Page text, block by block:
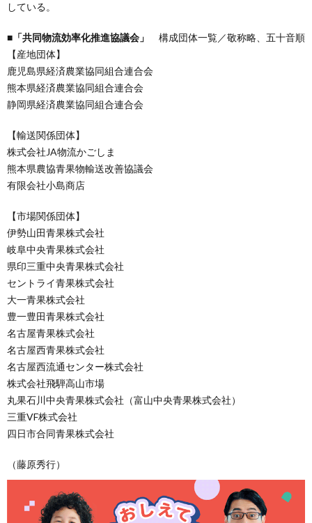
している。
■「共同物流効率化推進協議会」
構成団体一覧／敬称略、五十音順
【産地団体】
鹿児島県経済農業協同組合連合会
熊本県経済農業協同組合連合会
静岡県経済農業協同組合連合会
【輸送関係団体】
株式会社JA物流かごしま
熊本県農協青果物輸送改善協議会
有限会社小島商店
【市場関係団体】
伊勢山田青果株式会社
岐阜中央青果株式会社
県印三重中央青果株式会社
セントライ青果株式会社
大一青果株式会社
豊一豊田青果株式会社
名古屋青果株式会社
名古屋西青果株式会社
名古屋西流通センター株式会社
株式会社飛騨高山市場
丸果石川中央青果株式会社（富山中央青果株式会社）
三重VF株式会社
四日市合同青果株式会社
（藤原秀行）